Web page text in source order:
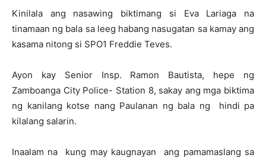
Kinilala ang nasawing biktimang si Eva Lariaga na
tinamaan ng bala sa leeg habang nasugatan sa kamay ang
kasama nitong si SPO1 Freddie Teves.
Ayon kay Senior Insp. Ramon Bautista, hepe ng
Zamboanga City Police- Station 8, sakay ang mga biktima
ng kanilang kotse nang Paulanan ng bala ng hindi pa
kilalang salarin.
Inaalam na kung may kaugnayan ang pamamaslang sa